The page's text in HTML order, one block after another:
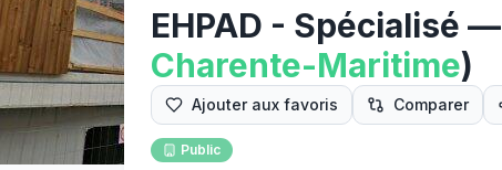
EHPAD - Spécialisé —
Charente-Maritime)
Ajouter aux favoris Comparer
Public